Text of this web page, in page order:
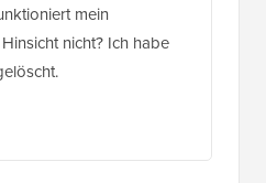
mein
nicht? Ich habe